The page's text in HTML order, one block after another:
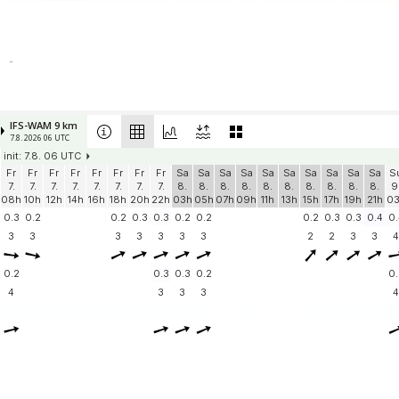
-
IFS-WAM 9 km
7.8. 2026 06 UTC
init: 7.8. 06 UTC
Fr
7.
08h
Fr
7.
10h
Fr
7.
12h
Fr
7.
14h
Fr
7.
16h
Fr
7.
18h
Fr
7.
20h
Fr
7.
22h
Sa
8.
03h
Sa
8.
05h
Sa
8.
07h
Sa
8.
09h
Sa
8.
11h
Sa
8.
13h
Sa
8.
15h
Sa
8.
17h
Sa
8.
19h
Sa
8.
21h
0.3 0.2 0.2 0.3 0.3 0.2 0.2 0.2 0.3 0.3 0.4
3
3 3 3 3 3 3 2 2 3 3 4
0.2 0.3 0.3 0.2
4
3 3 3 4